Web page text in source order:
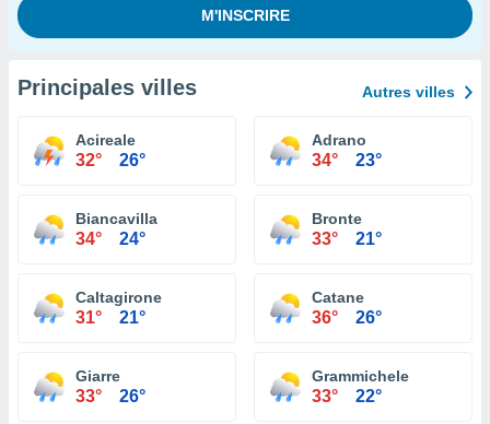
Principales villes Autres villes
Acireale
32° 26°
Adrano
34° 23°
Biancavilla
34° 24°
Bronte
33° 21°
Caltagirone
31° 21°
Catane
36° 26°
Giarre
33° 26°
Grammichele
33° 22°